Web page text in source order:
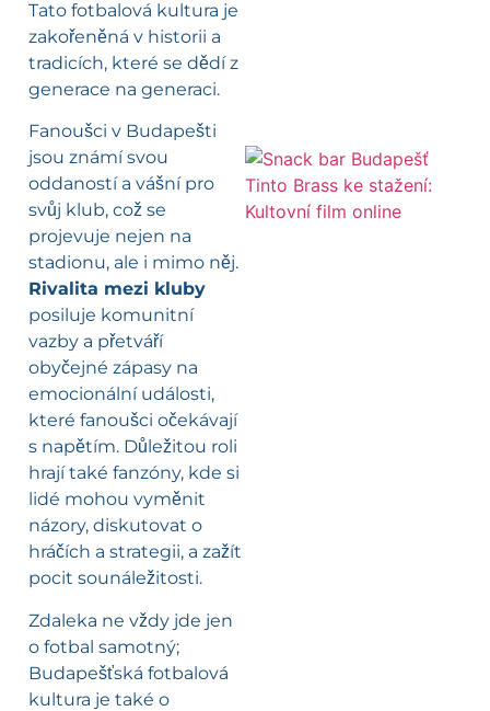
Tato fotbalová kultura je
zakořeněná v historii a
tradicích, které se dědí z
generace na generaci.
Fanoušci v Budapešti
jsou známí svou
oddaností a vášní pro
svůj klub, což se
projevuje nejen na
stadionu, ale i mimo něj.
Rivalita mezi kluby
posiluje komunitní
vazby a přetváří
obyčejné zápasy na
emocionální události,
které fanoušci očekávají
s napětím. Důležitou roli
hrají také fanzóny, kde si
lidé mohou vyměnit
názory, diskutovat o
hráčích a strategii, a zažít
pocit sounáležitosti.
Zdaleka ne vždy jde jen
o fotbal samotný;
Budapešťská fotbalová
kultura je také o